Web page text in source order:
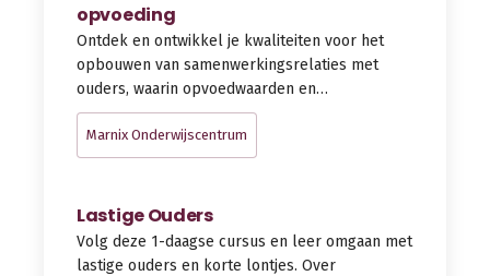
opvoeding
Ontdek en ontwikkel je kwaliteiten voor het
opbouwen van samenwerkingsrelaties met
ouders, waarin opvoedwaarden en…
Marnix Onderwijscentrum
Lastige Ouders
Volg deze 1-daagse cursus en leer omgaan met
lastige ouders en korte lontjes. Over